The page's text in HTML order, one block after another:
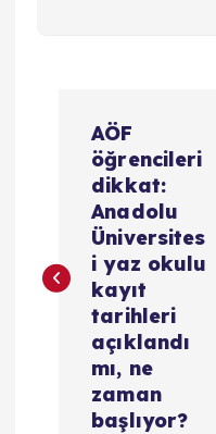
ı
AÖF
öğrencileri
dikkat:
Anadolu
Üniversites
i yaz okulu
kayıt
tarihleri
açıklandı
mı, ne
zaman
başlıyor?